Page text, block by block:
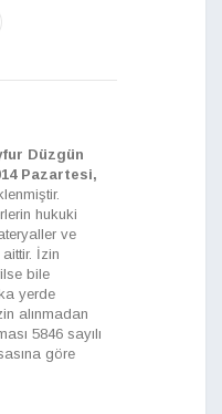
Düzgün
Pazartesi,
hukuki
ve
İzin
bile
yerde
alınmadan
5846 sayılı
göre